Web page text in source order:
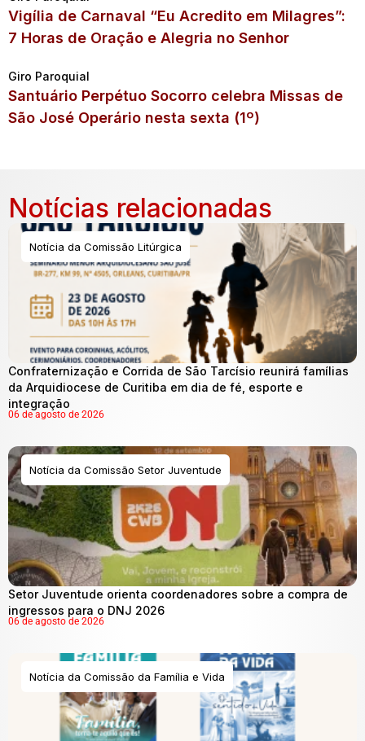
Vigília de Carnaval “Eu Acredito em Milagres”:
7 Horas de Oração e Alegria no Senhor
Giro Paroquial
Santuário Perpétuo Socorro celebra Missas de
São José Operário nesta sexta (1º)
Notícias relacionadas
Notícia da Comissão Litúrgica
Confraternização e Corrida de São Tarcísio reunirá famílias
da Arquidiocese de Curitiba em dia de fé, esporte e
integração
06 de agosto de 2026
Notícia da Comissão Setor Juventude
Setor Juventude orienta coordenadores sobre a compra de
ingressos para o DNJ 2026
06 de agosto de 2026
Notícia da Comissão da Família e Vida